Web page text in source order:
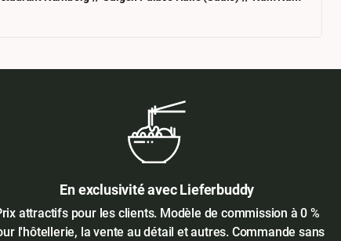
En exclusivité avec Lieferbuddy
attractifs pour les clients. Modèle de commission à 0 %
l'hôtellerie, la vente au détail et autres. Commande sans